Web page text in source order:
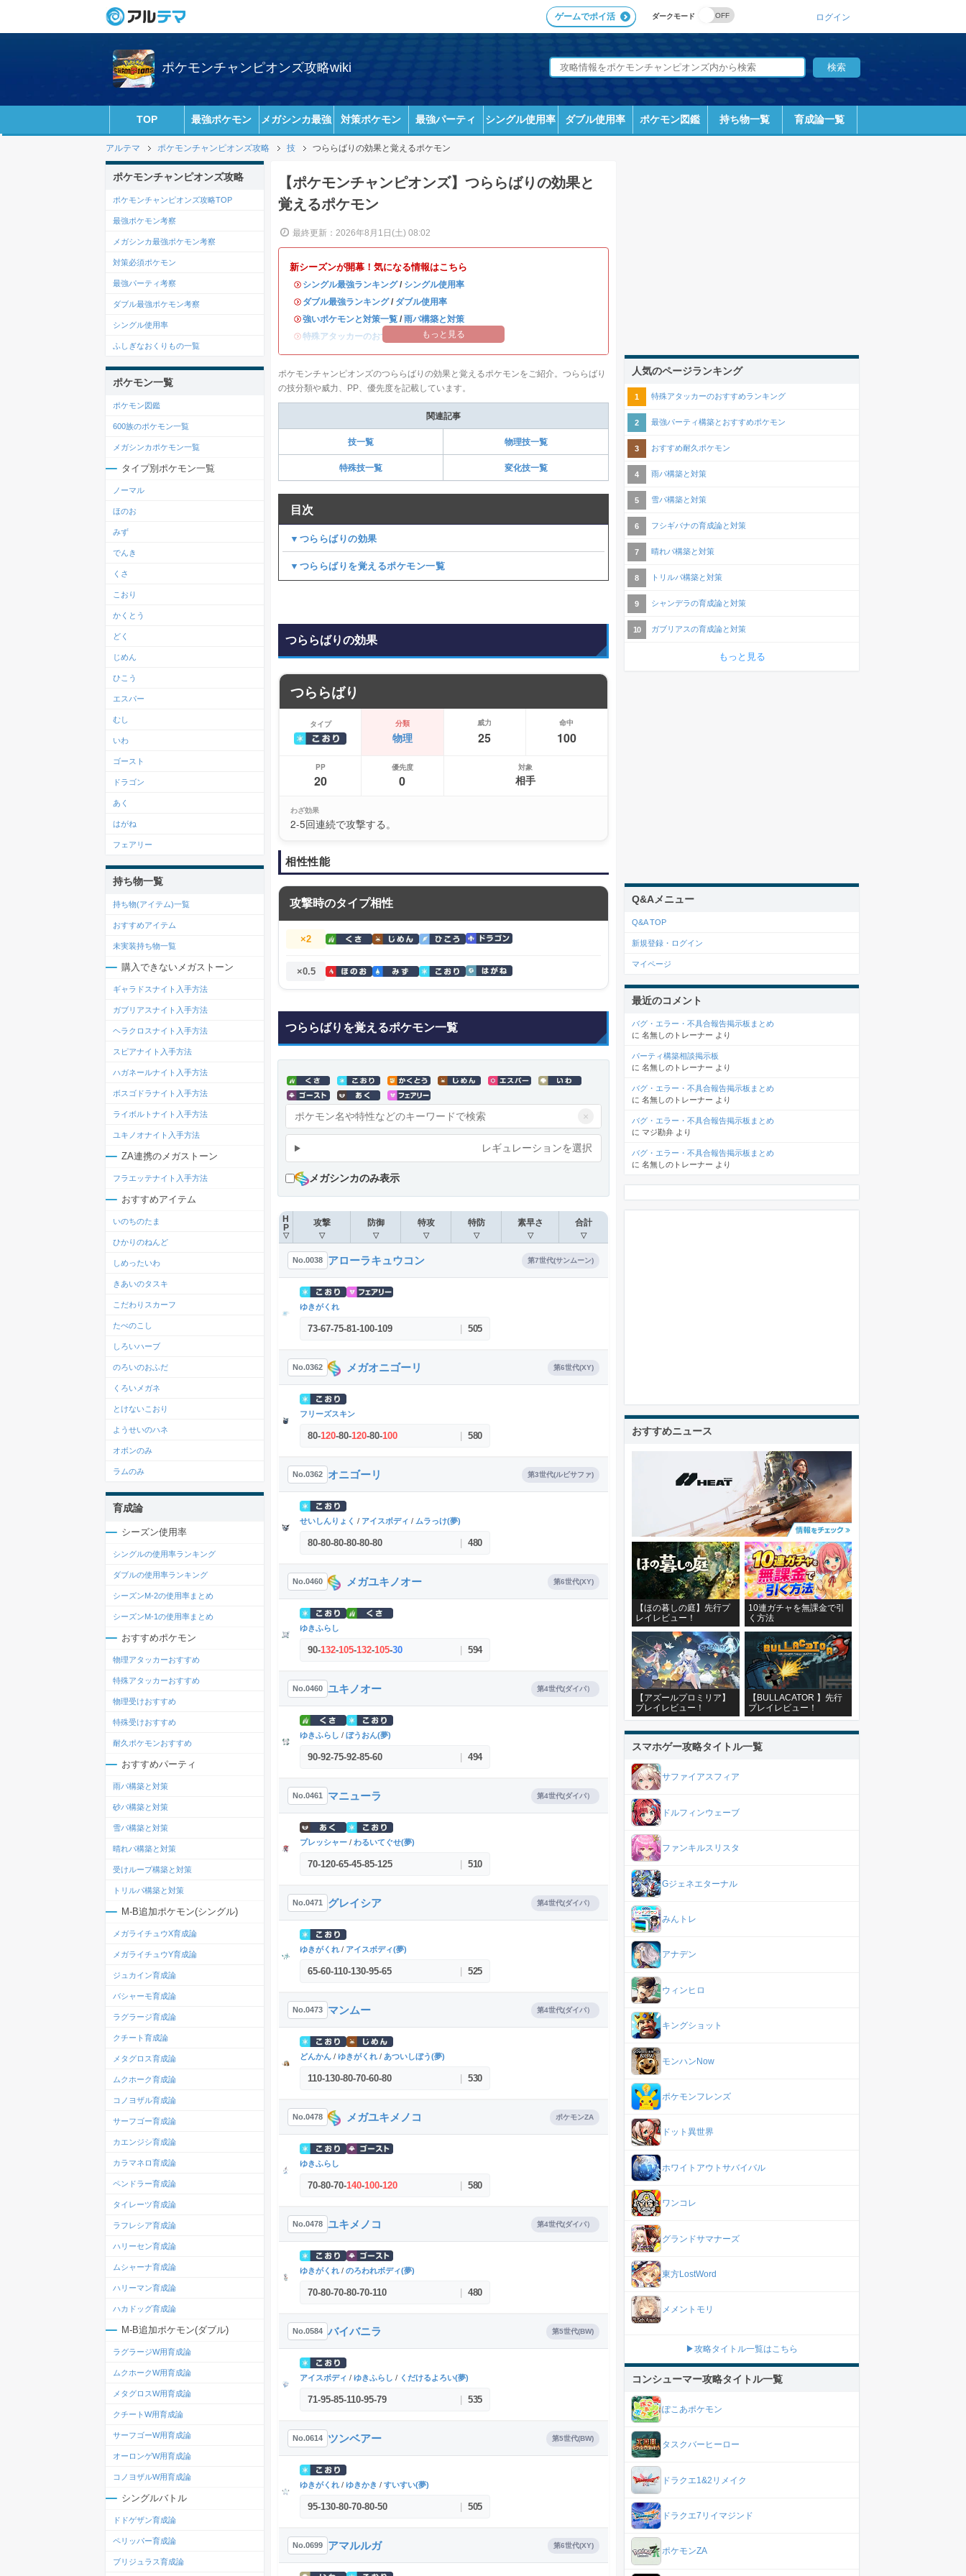
ダークモード
ゲームでポイ活 ログイン
ポケモンチャンピオンズ攻略wiki
TOP 最強ポケモン メガシンカ最強 対策ポケモン 最強パーティ シングル使用率 ダブル使用率 ポケモン図鑑 持ち物一覧 育成論一覧
アルテマ ポケモンチャンピオンズ攻略 技 つららばりの効果と覚えるポケモン
【ポケモンチャンピオンズ】つららばりの効果と
覚えるポケモン
最終更新：2026年8月1日(土) 08:02
新シーズンが開幕！気になる情報はこちら
・ シングル最強ランキング/ シングル使用率
・ ダブル最強ランキング/ ダブル使用率
・強いポケモンと対策一覧 / 雨パ構築と対策
・特殊アタッカーのおすすめランキング
もっと見る
ポケモンチャンピオンズのつららばりの効果と覚えるポケモンをご紹介。つららばり
の技分類や威力、PP、優先度を記載しています。
関連記事
技一覧 物理技一覧
特殊技一覧 変化技一覧
目次
▼つららばりの効果
▼つららばりを覚えるポケモン一覧
つららばりの効果
つららばり
タイプ 分類
物理
威力
25
命中
100
PP
20
優先度
0
対象
相手
わざ効果
2-5回連続で攻撃する。
相性性能
攻撃時のタイプ相性
×2
×0.5
つららばりを覚えるポケモン一覧
×
レギュレーションを選択
メガシンカのみ表示
H
P
▽
攻撃
▽
防御
▽
特攻
▽
特防
▽
素早さ
▽
合計
▽
No.0038 アローラキュウコン 第7世代(サンムーン)
ゆきがくれ
73-67-75-81-100-109 505
No.0362 メガオニゴーリ 第6世代(XY)
フリーズスキン
80-120-80-120-80-100 580
No.0362 オニゴーリ 第3世代(ルビサファ)
せいしんりょく / アイスボディ / ムラっけ(夢)
80-80-80-80-80-80 480
No.0460 メガユキノオー 第6世代(XY)
ゆきふらし
90-132-105-132-105-30 594
No.0460 ユキノオー 第4世代(ダイパ）
ゆきふらし / ぼうおん(夢)
90-92-75-92-85-60 494
No.0461 マニューラ 第4世代(ダイパ）
プレッシャー / わるいてぐせ(夢)
70-120-65-45-85-125 510
No.0471 グレイシア 第4世代(ダイパ）
ゆきがくれ / アイスボディ(夢)
65-60-110-130-95-65 525
No.0473 マンムー 第4世代(ダイパ）
どんかん / ゆきがくれ / あついしぼう(夢)
110-130-80-70-60-80 530
No.0478 メガユキメノコ ポケモンZA
ゆきふらし
70-80-70-140-100-120 580
No.0478 ユキメノコ 第4世代(ダイパ）
ゆきがくれ / のろわれボディ(夢)
70-80-70-80-70-110 480
No.0584 バイバニラ 第5世代(BW)
アイスボディ / ゆきふらし / くだけるよろい(夢)
71-95-85-110-95-79 535
No.0614 ツンベアー 第5世代(BW)
ゆきがくれ / ゆきかき / すいすい(夢)
95-130-80-70-80-50 505
No.0699 アマルルガ 第6世代(XY)
ポケモンチャンピオンズ攻略
ポケモンチャンピオンズ攻略TOP
最強ポケモン考察
メガシンカ最強ポケモン考察
対策必須ポケモン
最強パーティ考察
ダブル最強ポケモン考察
シングル使用率
ふしぎなおくりもの一覧
ポケモン一覧
ポケモン図鑑
600族のポケモン一覧
メガシンカポケモン一覧
タイプ別ポケモン一覧
ノーマル
ほのお
みず
でんき
くさ
こおり
かくとう
どく
じめん
ひこう
エスパー
むし
いわ
ゴースト
ドラゴン
あく
はがね
フェアリー
持ち物一覧
持ち物(アイテム)一覧
おすすめアイテム
未実装持ち物一覧
購入できないメガストーン
ギャラドスナイト入手方法
ガブリアスナイト入手方法
ヘラクロスナイト入手方法
スピアナイト入手方法
ハガネールナイト入手方法
ボスゴドラナイト入手方法
ライボルトナイト入手方法
ユキノオナイト入手方法
ZA連携のメガストーン
フラエッテナイト入手方法
おすすめアイテム
いのちのたま
ひかりのねんど
しめったいわ
きあいのタスキ
こだわりスカーフ
たべのこし
しろいハーブ
のろいのおふだ
くろいメガネ
とけないこおり
ようせいのハネ
オボンのみ
ラムのみ
育成論
シーズン使用率
シングルの使用率ランキング
ダブルの使用率ランキング
シーズンM-2の使用率まとめ
シーズンM-1の使用率まとめ
おすすめポケモン
物理アタッカーおすすめ
特殊アタッカーおすすめ
物理受けおすすめ
特殊受けおすすめ
耐久ポケモンおすすめ
おすすめパーティ
雨パ構築と対策
砂パ構築と対策
雪パ構築と対策
晴れパ構築と対策
受けループ構築と対策
トリルパ構築と対策
M-B追加ポケモン(シングル)
メガライチュウX育成論
メガライチュウY育成論
ジュカイン育成論
バシャーモ育成論
ラグラージ育成論
クチート育成論
メタグロス育成論
ムクホーク育成論
コノヨザル育成論
サーフゴー育成論
カエンジシ育成論
カラマネロ育成論
ペンドラー育成論
タイレーツ育成論
ラフレシア育成論
ハリーセン育成論
ムシャーナ育成論
ハリーマン育成論
ハカドッグ育成論
M-B追加ポケモン(ダブル)
ラグラージW用育成論
ムクホークW用育成論
メタグロスW用育成論
クチートW用育成論
サーフゴーW用育成論
オーロンゲW用育成論
コノヨザルW用育成論
シングルバトル
ドドゲザン育成論
ペリッパー育成論
ブリジュラス育成論
人気のページランキング
特殊アタッカーのおすすめランキング
最強パーティ構築とおすすめポケモン
おすすめ耐久ポケモン
雨パ構築と対策
雪パ構築と対策
フシギバナの育成論と対策
晴れパ構築と対策
トリルパ構築と対策
シャンデラの育成論と対策
ガブリアスの育成論と対策
もっと見る
Q&Aメニュー
Q&A TOP
新規登録・ログイン
マイページ
最近のコメント
バグ・エラー・不具合報告掲示板まとめ
に 名無しのトレーナー より
パーティ構築相談掲示板
に 名無しのトレーナー より
バグ・エラー・不具合報告掲示板まとめ
に 名無しのトレーナー より
バグ・エラー・不具合報告掲示板まとめ
に マジ勘弁 より
バグ・エラー・不具合報告掲示板まとめ
に 名無しのトレーナー より
おすすめニュース
【ほの暮しの庭】先行プ
レイレビュー！
10連ガチャを無課金で引
く方法
【アズールプロミリア】
プレイレビュー！
【BULLACATOR 】先行
プレイレビュー！
スマホゲー攻略タイトル一覧
サファイアスフィア
ドルフィンウェーブ
ファンキルスリスタ
Gジェネエターナル
みんトレ
アナデン
ウィンヒロ
キングショット
モンハンNow
ポケモンフレンズ
ドット異世界
ホワイトアウトサバイバル
ワンコレ
グランドサマナーズ
東方LostWord
メメントモリ
▶攻略タイトル一覧はこちら
コンシューマー攻略タイトル一覧
ぽこあポケモン
タスクバーヒーロー
ドラクエ1&2リメイク
ドラクエ7リイマジンド
ポケモンZA